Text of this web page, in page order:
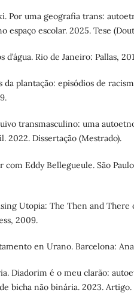
Por uma geografia trans:
espaço escolar. 2025. Tese
d’água. Rio de Janeiro: Pallas,
da plantação: episódios de
transmasculino: uma
2022. Dissertação (Mestrado).
com Eddy Bellegueule. São
Utopia: The Then and There
2009.
en Urano. Barcelona:
Diadorim é o meu clarão:
bicha não binária. 2023. Artigo.